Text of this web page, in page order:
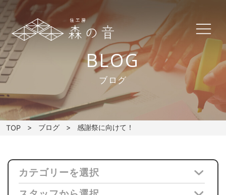
BLOG
ブログ
TOP ブログ 感謝祭に向けて！